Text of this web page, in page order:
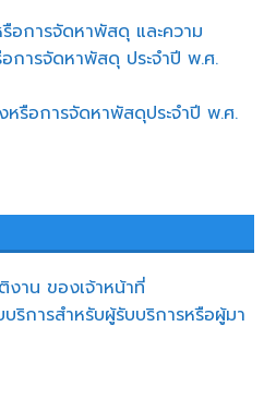
อการจัดหาพัสดุ และความ
การจัดหาพัสดุ ประจำปี พ.ศ.
รือการจัดหาพัสดุประจำปี พ.ศ.
าน ของเจ้าหน้าที่
ริการสำหรับผู้รับบริการหรือผู้มา